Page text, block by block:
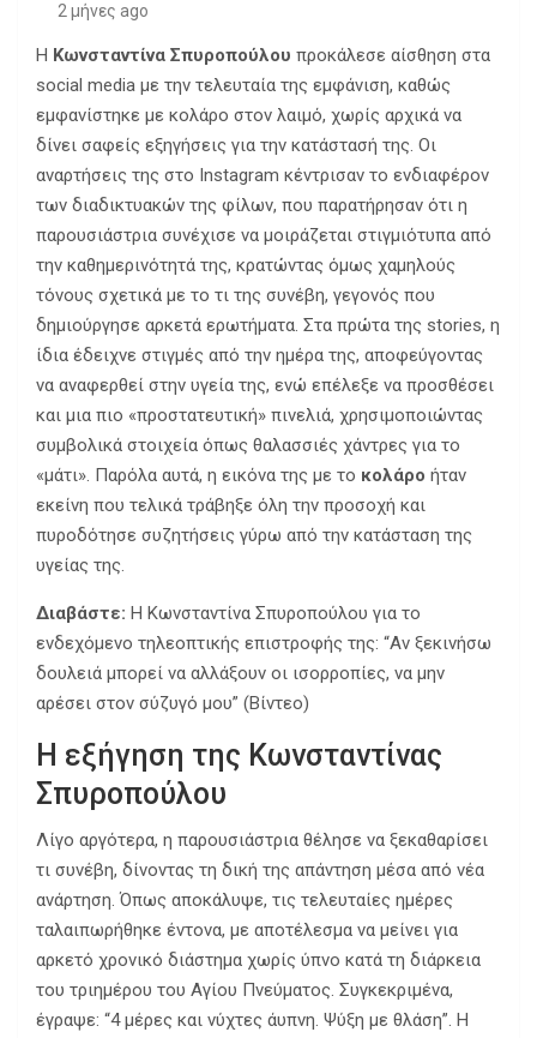
2 μήνες ago
Η Κωνσταντίνα Σπυροπούλου προκάλεσε αίσθηση στα
social media με την τελευταία της εμφάνιση, καθώς
εμφανίστηκε με κολάρο στον λαιμό, χωρίς αρχικά να
δίνει σαφείς εξηγήσεις για την κατάστασή της. Οι
αναρτήσεις της στο Instagram κέντρισαν το ενδιαφέρον
των διαδικτυακών της φίλων, που παρατήρησαν ότι η
παρουσιάστρια συνέχισε να μοιράζεται στιγμιότυπα από
την καθημερινότητά της, κρατώντας όμως χαμηλούς
τόνους σχετικά με το τι της συνέβη, γεγονός που
δημιούργησε αρκετά ερωτήματα. Στα πρώτα της stories, η
ίδια έδειχνε στιγμές από την ημέρα της, αποφεύγοντας
να αναφερθεί στην υγεία της, ενώ επέλεξε να προσθέσει
και μια πιο «προστατευτική» πινελιά, χρησιμοποιώντας
συμβολικά στοιχεία όπως θαλασσιές χάντρες για το
«μάτι». Παρόλα αυτά, η εικόνα της με το κολάρο ήταν
εκείνη που τελικά τράβηξε όλη την προσοχή και
πυροδότησε συζητήσεις γύρω από την κατάσταση της
υγείας της.
Διαβάστε: Η Κωνσταντίνα Σπυροπούλου για το
ενδεχόμενο τηλεοπτικής επιστροφής της: “Αν ξεκινήσω
δουλειά μπορεί να αλλάξουν οι ισορροπίες, να μην
αρέσει στον σύζυγό μου” (Βίντεο)
Η εξήγηση της Κωνσταντίνας
Σπυροπούλου
Λίγο αργότερα, η παρουσιάστρια θέλησε να ξεκαθαρίσει
τι συνέβη, δίνοντας τη δική της απάντηση μέσα από νέα
ανάρτηση. Όπως αποκάλυψε, τις τελευταίες ημέρες
ταλαιπωρήθηκε έντονα, με αποτέλεσμα να μείνει για
αρκετό χρονικό διάστημα χωρίς ύπνο κατά τη διάρκεια
του τριημέρου του Αγίου Πνεύματος. Συγκεκριμένα,
έγραψε: “4 μέρες και νύχτες άυπνη. Ψύξη με θλάση”. Η